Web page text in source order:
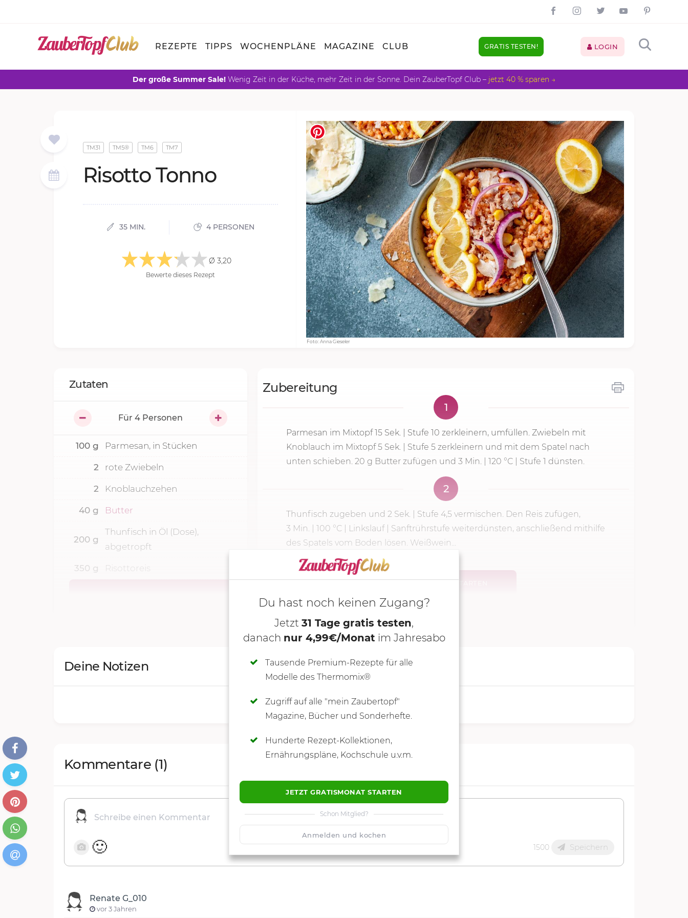
REZEPTE TIPPS WOCHENPLÄNE MAGAZINE CLUB GRATIS TESTEN! LOGIN
Der große Summer Sale! Wenig Zeit in der Küche, mehr Zeit in der Sonne. Dein ZauberTopf Club – jetzt 40 % sparen →
Foto: Anna Gieseler
TM31 TM5® TM6 TM7
Ri­sot­to Ton­no
35 MIN. 4 PERSONEN
Ø 3,20
Bewerte dieses Rezept
Zubereitung
1
Parmesan im Mixtopf15 Sek.
| Stufe 10 zerkleinern, umfüllen. Zwiebeln mit
Knoblauch im Mixtopf 5 Sek. | Stufe 5 zerkleinern und mit dem Spatel nach
unten schieben. 20 g Butter zufügen und 3 Min. 120 °C | Stufe 1 dünsten.
2
Thunfisch zugeben und 2 Sek.
| Stufe 4,5 vermischen. Den Reis zufügen,
3 Min.
100 °C | Linkslauf | Sanftrührstufe weiterdünsten, anschließend mithilfe
des Spatels vom Boden lösen. Weißwein...
Zutaten
Für 4 Personen
100 g Parmesan, in Stücken
2 rote Zwiebeln
2 Knoblauchzehen
40 g Butter
200 g
Thunfisch in Öl (Dose),
abgetropft
350 g Risottoreis
Deine Notizen
SCHREIBE NEUE NOTIZ
Du hast noch keinen Zugang?
Jetzt 31 Tage gratis testen,
danach nur 4,99€/Monat im Jahresabo
Tausende Premium-Rezepte für alle
Modelle des Thermomix®
Zugriff auf alle "mein Zaubertopf"
Magazine, Bücher und Sonderhefte.
Hunderte Rezept-Kollektionen,
Ernährungspläne, Kochschule u.v.m.
JETZT GRATISMONAT STARTEN
Schon Mitglied?
Anmelden und kochen
Kommentare (1)
🙂 1500 Speichern
Renate G_010
vor 3 Jahren